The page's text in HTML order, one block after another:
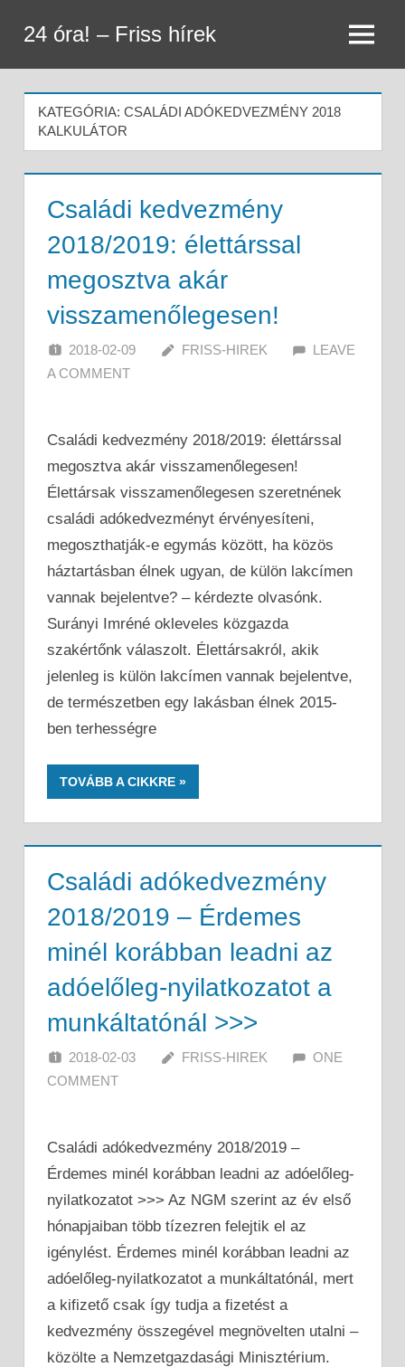
content
24 óra! – Friss hírek Menu
KATEGÓRIA: CSALÁDI ADÓKEDVEZMÉNY 2018
KALKULÁTOR
Családi kedvezmény
2018/2019: élettárssal
megosztva akár
visszamenőlegesen!
2018-02-09 FRISS-HIREK
LEAVE
A COMMENT
Családi kedvezmény 2018/2019: élettárssal
megosztva akár visszamenőlegesen!
Élettársak visszamenőlegesen szeretnének
családi adókedvezményt érvényesíteni,
megoszthatják-e egymás között, ha közös
háztartásban élnek ugyan, de külön lakcímen
vannak bejelentve? – kérdezte olvasónk.
Surányi Imréné okleveles közgazda
szakértőnk válaszolt. Élettársakról, akik
jelenleg is külön lakcímen vannak bejelentve,
de természetben egy lakásban élnek 2015-
ben terhességre
TOVÁBB A CIKKRE
Családi adókedvezmény
2018/2019 – Érdemes
minél korábban leadni az
adóelőleg-nyilatkozatot a
munkáltatónál >>>
2018-02-03 FRISS-HIREK
ONE
COMMENT
Családi adókedvezmény 2018/2019 –
Érdemes minél korábban leadni az adóelőleg-
nyilatkozatot >>> Az NGM szerint az év első
hónapjaiban több tízezren felejtik el az
igénylést. Érdemes minél korábban leadni az
adóelőleg-nyilatkozatot a munkáltatónál, mert
a kifizető csak így tudja a fizetést a
kedvezmény összegével megnövelten utalni –
közölte a Nemzetgazdasági Minisztérium.